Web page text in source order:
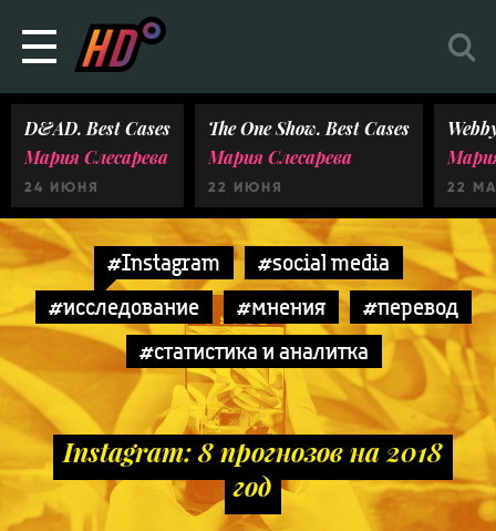
D&AD. Best Cases
Мария Слесарева
24 ИЮНЯ
The One Show. Best Cases
Мария Слесарева
22 ИЮНЯ 22
#Instagram
#social media
#исследование
#мнения
#перевод
#статистика и аналитка
Instagram: 8 прогнозов на 2018
год